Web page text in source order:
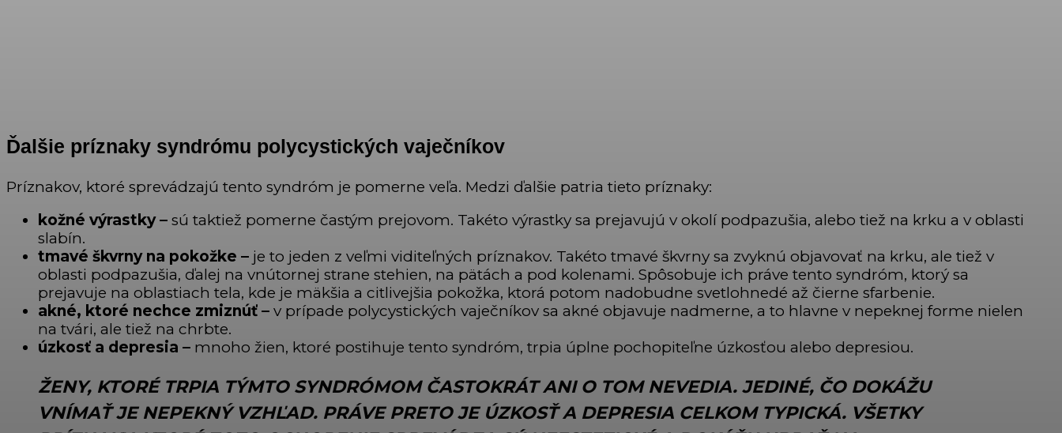
Ďalšie príznaky syndrómu polycystických vaječníkov
Príznakov, ktoré sprevádzajú tento syndróm je pomerne veľa. Medzi ďalšie patria tieto príznaky:
kožné výrastky – sú taktiež pomerne častým prejovom. Takéto výrastky sa prejavujú v okolí podpazušia, alebo tiež na krku a v oblasti
slabín.
tmavé škvrny na pokožke – je to jeden z veľmi viditeľných príznakov. Takéto tmavé škvrny sa zvyknú objavovať na krku, ale tiež v
oblasti podpazušia, ďalej na vnútornej strane stehien, na pätách a pod kolenami. Spôsobuje ich práve tento syndróm, ktorý sa
prejavuje na oblastiach tela, kde je mäkšia a citlivejšia pokožka, ktorá potom nadobudne svetlohnedé až čierne sfarbenie.
akné, ktoré nechce zmiznúť – v prípade polycystických vaječníkov sa akné objavuje nadmerne, a to hlavne v nepeknej forme nielen
na tvári, ale tiež na chrbte.
úzkosť a depresia – mnoho žien, ktoré postihuje tento syndróm, trpia úplne pochopiteľne úzkosťou alebo depresiou.
ŽENY, KTORÉ TRPIA TÝMTO SYNDRÓMOM ČASTOKRÁT ANI O TOM NEVEDIA. JEDINÉ, ČO DOKÁŽU
VNÍMAŤ JE NEPEKNÝ VZHĽAD. PRÁVE PRETO JE ÚZKOSŤ A DEPRESIA CELKOM TYPICKÁ. VŠETKY